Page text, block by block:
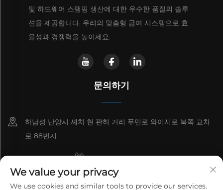
및 하드웨어 스탬핑 생산에 대한 우수한 품질의 솔루
션을 제공합니다. 우리의 맞춤형 급여 시스템으로 효
율성과 경쟁력을 높이세요.
문의하기
하남성 난양시 셰치 현 판허 거리 푸민로 와이시로 북쪽 교차
로 88번지
+8615993153189
+86-13137795975
We value your privacy
We use cookies and similar tools to provide our services.